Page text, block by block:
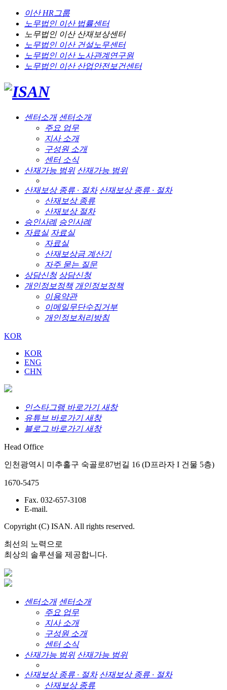
이산 HR그룹
노무법인 이산법률센터
노무법인 이산산재보상센터
노무법인 이산건설노무센터
노무법인 이산노사관계연구원
노무법인 이산산업안전보건센터
센터소개 센터소개
주요 업무
지사 소개
구성원 소개
센터 소식
산재가능 범위 산재가능 범위
산재보상 종류 · 절차 산재보상 종류 · 절차
산재보상 종류
산재보상 절차
승인사례 승인사례
자료실 자료실
자료실
산재보상금 계산기
자주 묻는 질문
상담신청 상담신청
개인정보정책 개인정보정책
이용약관
이메일무단수집거부
개인정보처리방침
KOR
KOR
ENG
CHN
인스타그램 바로가기 새창
유튜브 바로가기 새창
블로그 바로가기 새창
Head Office
인천광역시 미추홀구 숙골로87번길 16 (D프라자 I 건물 5층)
1670-5475
Fax. 032-657-3108
E-mail.
Copyright (C) ISAN. All rights reserved.
최선의 노력으로
최상의 솔루션을 제공합니다.
센터소개 센터소개
주요 업무
지사 소개
구성원 소개
센터 소식
산재가능 범위 산재가능 범위
산재보상 종류 · 절차 산재보상 종류 · 절차
산재보상 종류